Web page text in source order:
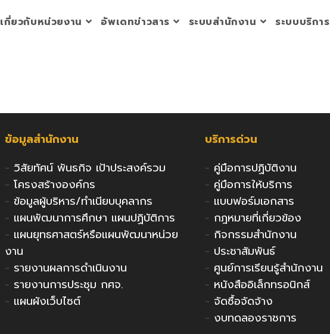
เกี่ยวกับหน่วยงาน อัพเดทข่าวสาร ระบบสำนักงาน ระบบบริการ
ข้อมูลสำนักงาน
- วิสัยทัศน์ พันธกิจ เป้าประสงค์รวม
- โครงสร้างองค์กร
- ข้อมูลผู้บริหาร/ทำเนียบบุคลากร
- แผนพัฒนาการศึกษา แผนปฏิบัติการ
- แผนยุทธศาสตร์หรือแผนพัฒนาหน่วย
งาน
- รายงานผลการดำเนินงาน
- รายงานการประชุม กศจ.
- แผนผังเว็บไซต์
บริการด่วน
- คู่มือการปฏิบัติงาน
- คู่มือการให้บริการ
- แบบฟอร์มเอกสาร
- กฎหมายที่เกี่ยวข้อง
- กิจกรรมสำนักงาน
- ประชาสัมพันธ์
- ศูนย์การเรียนรู้สำนักงาน
- หนังสืออิเล็กทรอนิกส์
- จัดซื้อจัดจ้าง
- งบทดลองราชการ